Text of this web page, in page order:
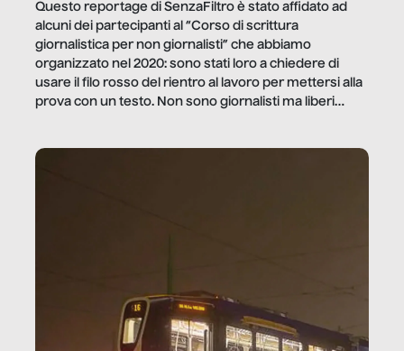
Questo reportage di SenzaFiltro è stato affidato ad
alcuni dei partecipanti al “Corso di scrittura
giornalistica per non giornalisti” che abbiamo
organizzato nel 2020: sono stati loro a chiedere di
usare il filo rosso del rientro al lavoro per mettersi alla
prova con un testo. Non sono giornalisti ma liberi